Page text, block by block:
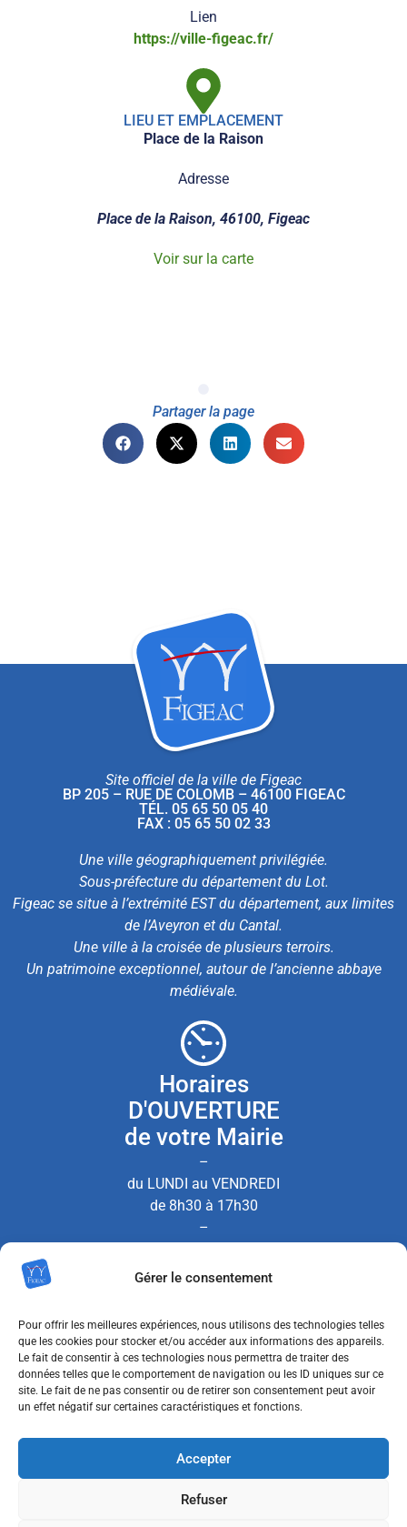
Gérer le consentement
Pour offrir les meilleures expériences, nous utilisons des technologies telles
que les cookies pour stocker et/ou accéder aux informations des appareils.
Le fait de consentir à ces technologies nous permettra de traiter des
données telles que le comportement de navigation ou les ID uniques sur ce
site. Le fait de ne pas consentir ou de retirer son consentement peut avoir
un effet négatif sur certaines caractéristiques et fonctions.
Accepter
Refuser
Lien
https://ville-figeac.fr/
LIEU ET EMPLACEMENT
Place de la Raison
Adresse
Place de la Raison, 46100, Figeac
Voir sur la carte
Partager la page
Site officiel de la ville de Figeac
BP 205 – RUE DE COLOMB – 46100 FIGEAC
TÉL. 05 65 50 05 40
FAX : 05 65 50 02 33
Une ville géographiquement privilégiée.
Sous-préfecture du département du Lot.
Figeac se situe à l’extrémité EST du département, aux limites
de l’Aveyron et du Cantal.
Une ville à la croisée de plusieurs terroirs.
Un patrimoine exceptionnel, autour de l’ancienne abbaye
médiévale.
Horaires
D'OUVERTURE
de votre Mairie
–
du LUNDI au VENDREDI
de 8h30 à 17h30
–
Nous contacter
MENTIONS LÉGALES
POLITIQUE DE CONFIDENTIALITÉ